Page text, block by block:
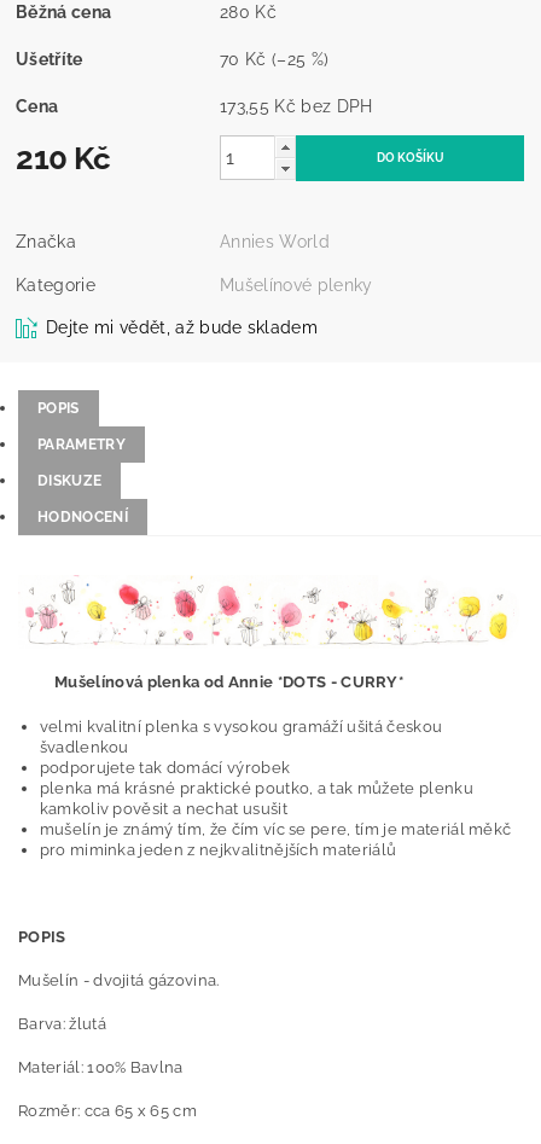
Běžná cena 280 Kč
Ušetříte 70 Kč(–25 %)
Cena 173,55 Kč bez DPH
210 Kč
Značka Annies World
Kategorie Mušelínové plenky
Dejte mi vědět, až bude skladem
POPIS
PARAMETRY
DISKUZE
HODNOCENÍ
Mušelínová plenka od Annie *DOTS - CURRY*
velmi kvalitní plenka s vysokou gramáží ušitá českou
švadlenkou
podporujete tak domácí výrobek
plenka má krásné praktické poutko, a tak můžete plenku
kamkoliv pověsit a nechat usušit
mušelín je známý tím, že čím víc se pere, tím je materiál měkč
pro miminka jeden z nejkvalitnějších materiálů
POPIS
Mušelín - dvojitá gázovina.
Barva: žlutá
Materiál: 100% Bavlna
Rozměr: cca 65 x 65 cm